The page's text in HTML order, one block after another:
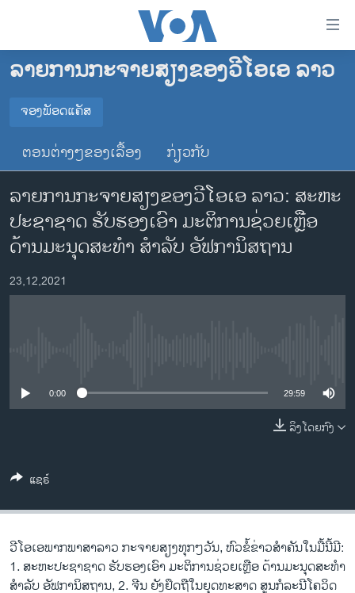
ເຂົ້າ
ຂ້າມ
ໄປ
ຊອກ
ຄົ້ນ
ໂຮມເພຈ
ລາວ
ອາເມຣິກາ
ການເລືອກຕັ້ງ ປະທານາທີບໍດີ ສະຫະລັດ 2024
ຂ່າວ​ຈີນ
ໂລກ
ເອເຊຍ
ອິດສະຫຼະພາບດ້ານການຂ່າວ
ທຸລະກິດ
ສຽງ
ລາຍການກະຈາຍສຽງ
ລາຍການກະຈາຍສຽງຂອງວີໂອເອ ລາວ
ຈອງພັອດແຄັສ
ຈອງພັອດແຄັສ
YouTube
ຕອນຕ່າງໆຂອງເລື້ອງ ກ່ຽວກັບ
ລາຍການກະຈາຍສຽງຂອງວີໂອເອ ລາວ: ສະຫະ
ປະຊາຊາດ ຮັບຮອງເອົາ ມະຕິການຊ່ວຍເຫຼືອ
ດ້ານມະນຸດສະທຳ ສຳລັບ ອັຟການິສຖານ
23,12,2021
0:00 29:59
ລິງໂດຍກົງ
ແຊຣ໌
ວີ​ໂອ​ເອພາກ​ພາສາ​ລາວ​ ກະຈາຍສຽງ​ທຸກໆ​ວັນ, ຫົວຂໍ້ຂ່າວສໍາຄັນໃນມື້ນີ້ມີ:
1. ສະຫະປະຊາຊາດ ຮັບຮອງເອົາ ມະຕິການຊ່ວຍເຫຼືອ ດ້ານມະນຸດສະທຳ
ສຳລັບ ອັຟການິສຖານ, 2. ຈີນ ຍັງຢຶດຖືໃນຍຸດທະສາດ ສູນກໍລະນີໂຄວິດ